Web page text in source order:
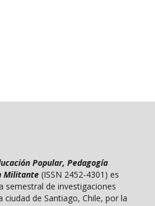
Popular, Pedagogía
Militante (ISSN 2452-4301) es
semestral de investigaciones
de Santiago, Chile, por la